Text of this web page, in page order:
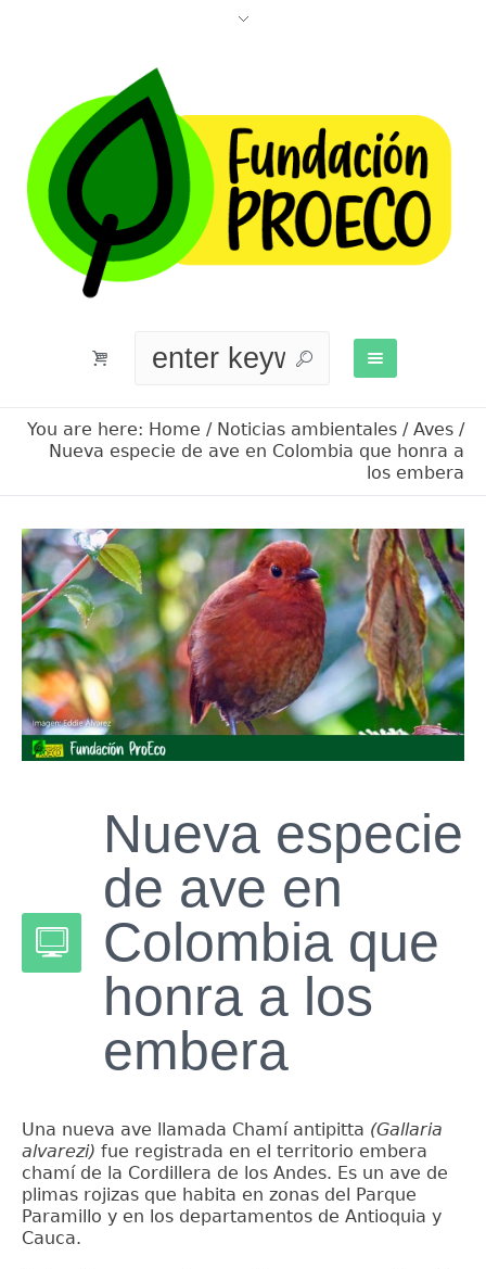
You are here: Home / Noticias ambientales / Aves /
Nueva especie de ave en Colombia que honra a
los embera
Nueva especie
de ave en
Colombia que
honra a los
embera
Una nueva ave llamada Chamí antipitta (Gallaria
alvarezi) fue registrada en el territorio embera
chamí de la Cordillera de los Andes. Es un ave de
plimas rojizas que habita en zonas del Parque
Paramillo y en los departamentos de Antioquia y
Cauca.